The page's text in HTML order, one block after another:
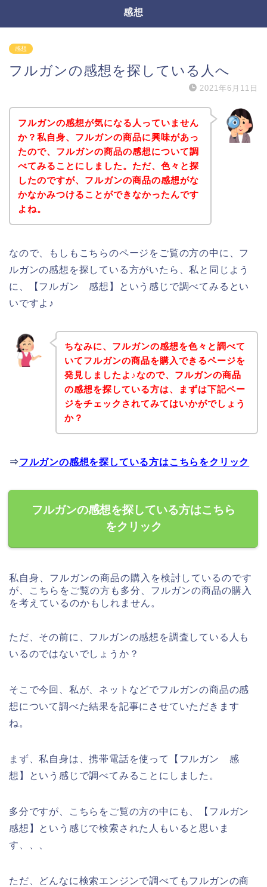
感想
感想
フルガンの感想を探している人へ
2021年6月11日
フルガンの感想が気になる人っていません
か？私自身、フルガンの商品に興味があっ
たので、フルガンの商品の感想について調
べてみることにしました。ただ、色々と探
したのですが、フルガンの商品の感想がな
かなかみつけることができなかったんです
よね。
なので、もしもこちらのページをご覧の方の中に、フ
ルガンの感想を探している方がいたら、私と同じよう
に、【フルガン 感想】という感じで調べてみるとい
いですよ♪
ちなみに、フルガンの感想を色々と調べて
いてフルガンの商品を購入できるページを
発見しましたよ♪なので、フルガンの商品
の感想を探している方は、まずは下記ペー
ジをチェックされてみてはいかがでしょう
か？
⇒フルガンの感想を探している方はこちらをクリック
フルガンの感想を探している方はこちら
をクリック
私自身、フルガンの商品の購入を検討しているのです
が、こちらをご覧の方も多分、フルガンの商品の購入
を考えているのかもしれません。
ただ、その前に、フルガンの感想を調査している人も
いるのではないでしょうか？
そこで今回、私が、ネットなどでフルガンの商品の感
想について調べた結果を記事にさせていただきます
ね。
まず、私自身は、携帯電話を使って【フルガン 感
想】という感じで調べてみることにしました。
多分ですが、こちらをご覧の方の中にも、【フルガン
感想】という感じで検索された人もいると思いま
す、、、
ただ、どんなに検索エンジンで調べてもフルガンの商